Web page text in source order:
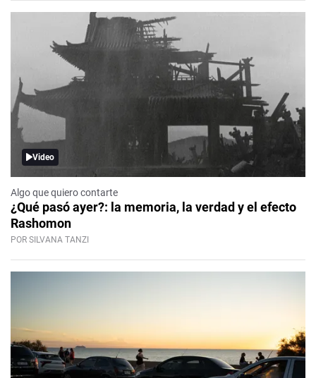
Video
Algo que quiero contarte
¿Qué pasó ayer?: la memoria, la verdad y el efecto
Rashomon
POR SILVANA TANZI